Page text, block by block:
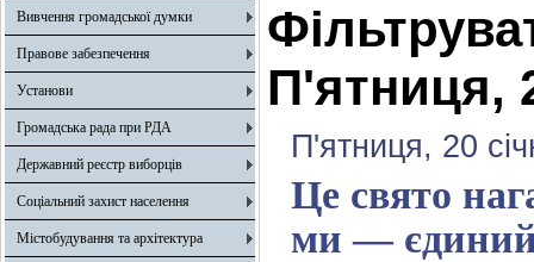
Вивчення громадської думки
Правове забезпечення
Установи
Громадська рада при РДА
Державний реєстр виборців
Соціальний захист населення
Містобудування та архітектура
П'ятниця,
П'ятниця, 20
Це свято
ми —